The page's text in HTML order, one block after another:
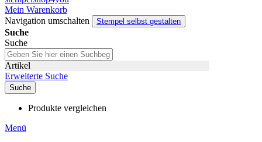
Mein Warenkorb
Navigation umschalten
Stempel selbst gestalten
Suche
Suche
Artikel
Erweiterte Suche
Suche
Produkte vergleichen
Menü